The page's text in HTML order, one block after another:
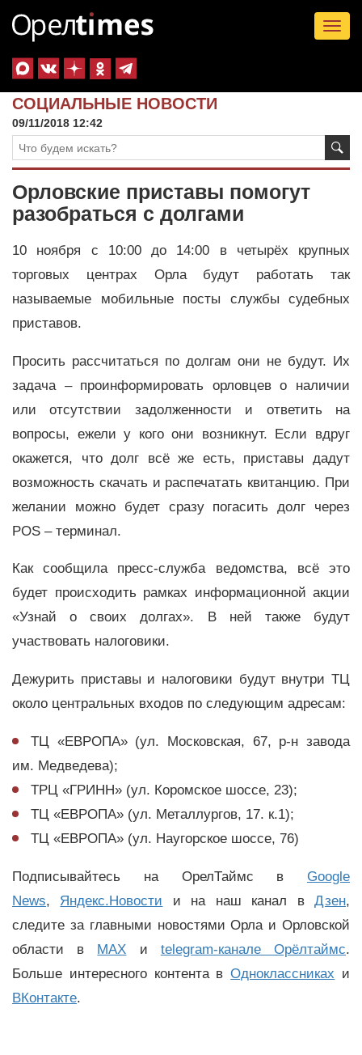
СОЦИАЛЬНЫЕ НОВОСТИ
09/11/2018 12:42
Орловские приставы помогут
разобраться с долгами
10 ноября с 10:00 до 14:00 в четырёх крупных
торговых центрах Орла будут работать так
называемые мобильные посты службы судебных
приставов.
Просить рассчитаться по долгам они не будут. Их
задача – проинформировать орловцев о наличии
или отсутствии задолженности и ответить на
вопросы, ежели у кого они возникнут. Если вдруг
окажется, что долг всё же есть, приставы дадут
возможность скачать и распечатать квитанцию. При
желании можно будет сразу погасить долг через
POS – терминал.
Как сообщила пресс-служба ведомства, всё это
будет происходить рамках информационной акции
«Узнай о своих долгах». В ней также будут
участвовать налоговики.
Дежурить приставы и налоговики будут внутри ТЦ
около центральных входов по следующим адресам:
ТЦ «ЕВРОПА» (ул. Московская, 67, р-н завода
им. Медведева);
ТРЦ «ГРИНН» (ул. Коромское шоссе, 23);
ТЦ «ЕВРОПА» (ул. Металлургов, 17. к.1);
ТЦ «ЕВРОПА» (ул. Наугорское шоссе, 76)
Подписывайтесь на ОрелТаймс в Google
News, Яндекс.Новости и на наш канал вДзен,
следите за главными новостями Орла и Орловской
области в MAX и telegram-канале Орёлтаймс.
Больше интересного контента вОдноклассниках и
ВКонтакте.